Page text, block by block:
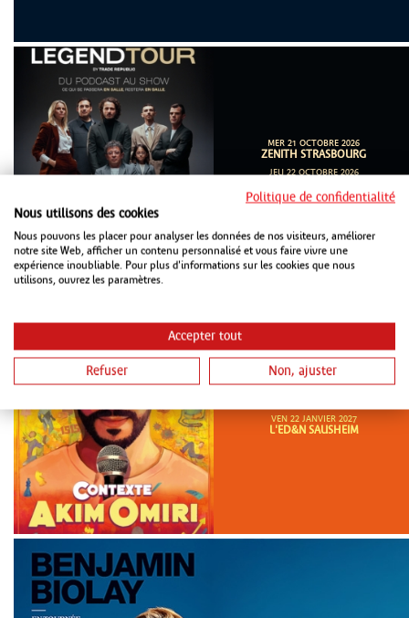
MER 21 OCTOBRE 2026
ZENITH STRASBOURG
JEU 22 OCTOBRE 2026
VEN 22 JANVIER 2027
L'ED&N SAUSHEIM
Politique de confidentialité
Nous utilisons des cookies
Nous pouvons les placer pour analyser les données de nos visiteurs, améliorer
notre site Web, afficher un contenu personnalisé et vous faire vivre une
expérience inoubliable. Pour plus d'informations sur les cookies que nous
utilisons, ouvrez les paramètres.
Accepter tout
Refuser Non, ajuster